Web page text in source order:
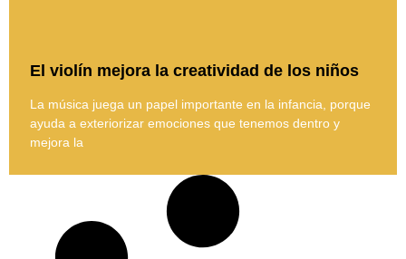
El violín mejora la creatividad de los niños
La música juega un papel importante en la infancia, porque
ayuda a exteriorizar emociones que tenemos dentro y
mejora la